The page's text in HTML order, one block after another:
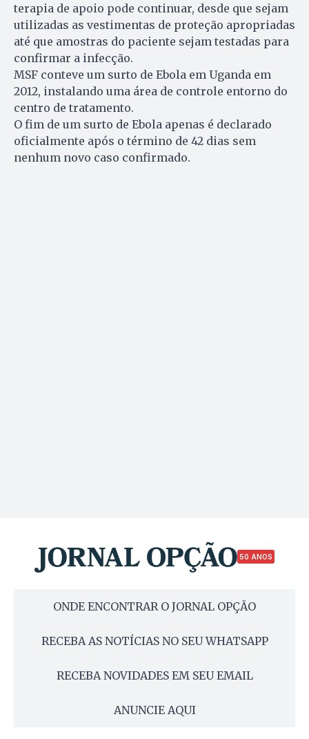
terapia de apoio pode continuar, desde que sejam
utilizadas as vestimentas de proteção apropriadas
até que amostras do paciente sejam testadas para
confirmar a infecção.
MSF conteve um surto de Ebola em Uganda em
2012, instalando uma área de controle entorno do
centro de tratamento.
O fim de um surto de Ebola apenas é declarado
oficialmente após o término de 42 dias sem
nenhum novo caso confirmado.
50 ANOS
ONDE ENCONTRAR O JORNAL OPÇÃO
RECEBA AS NOTÍCIAS NO SEU WHATSAPP
RECEBA NOVIDADES EM SEU EMAIL
ANUNCIE AQUI